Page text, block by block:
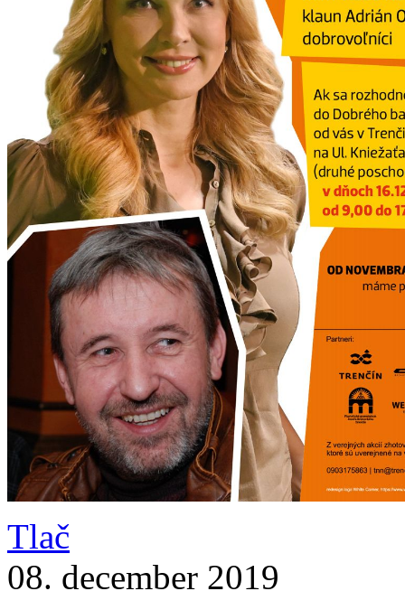
Tlač
08. december 2019